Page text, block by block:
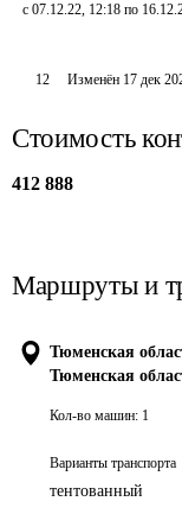
с 07.12.22, 12:18 по
12 Изменён 17 дек
Стоимость
412 888
Маршруты и
Тюменская
Тюменская
Кол-во машин: 1
Варианты транспорта
тентованный